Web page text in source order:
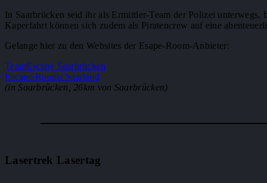
In Saarbrücken seid ihr als Ermittler-Team der Polizei
Kaperfahrt können sich zudem als Piratencrew auf eine
Gelange hier zu den Websites der Esape-Room-Anbieter:
TeamEscape Saarbrücken
Escape Rooms Saarland
(in Saarbrücken, 26km von Saarbrücken)
Lasertrek Lasertag